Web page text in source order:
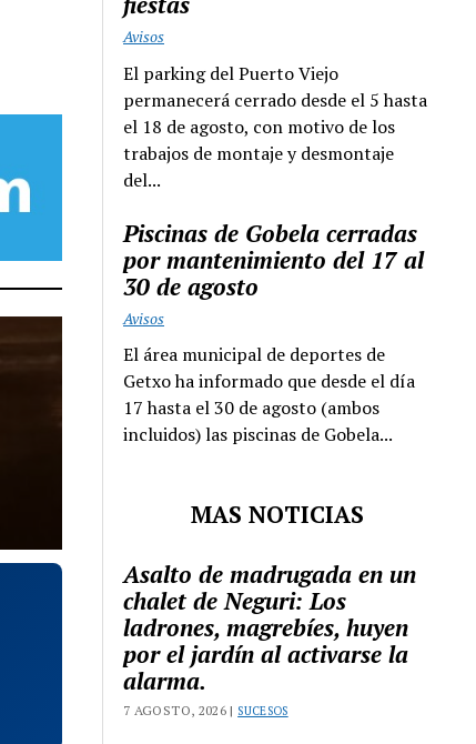
Avisos
El parking del Puerto Viejo
permanecerá cerrado desde el 5 hasta
el 18 de agosto, con motivo de los
trabajos de montaje y desmontaje
del...
Piscinas de Gobela cerradas
por mantenimiento del 17 al
30 de agosto
Avisos
El área municipal de deportes de
Getxo ha informado que desde el día
17 hasta el 30 de agosto (ambos
incluidos) las piscinas de Gobela...
MAS NOTICIAS
Asalto de madrugada en un
chalet de Neguri: Los
ladrones, magrebíes, huyen
por el jardín al activarse la
alarma.
7 AGOSTO, 2026 | SUCESOS